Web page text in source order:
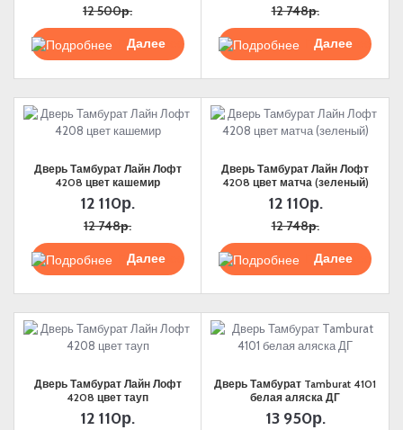
12 500р.
Подробнее
12 748р.
Подробнее
Дверь Тамбурат Лайн Лофт
4208 цвет кашемир
12 110р.
12 748р.
Подробнее
Дверь Тамбурат Лайн Лофт
4208 цвет матча (зеленый)
12 110р.
12 748р.
Подробнее
Дверь Тамбурат Лайн Лофт
4208 цвет тауп
12 110р.
Дверь Тамбурат Tamburat 4101
белая аляска ДГ
13 950р.